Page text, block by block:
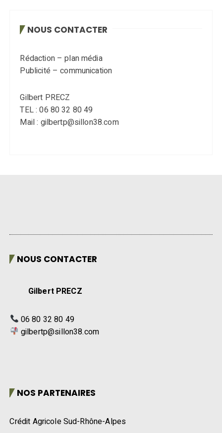
NOUS CONTACTER
Rédaction – plan média
Publicité – communication
Gilbert PRECZ
TEL : 06 80 32 80 49
Mail : gilbertp@sillon38.com
NOUS CONTACTER
Gilbert PRECZ
06 80 32 80 49
gilbertp@sillon38.com
NOS PARTENAIRES
Crédit Agricole Sud-Rhône-Alpes